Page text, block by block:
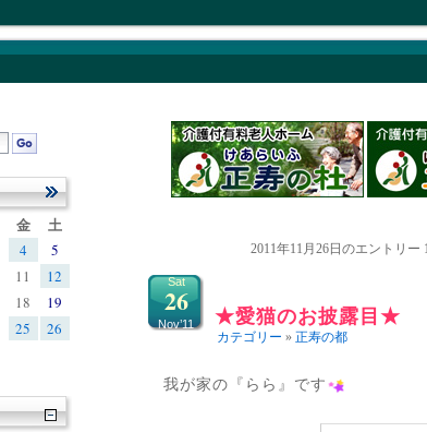
2011年11月26日のエントリー
★愛猫のお披露目★
Sat
26
Nov’11
カテゴリー »正寿の都
我が家の『らら』です
金 土
4
5
11
12
18
19
25
26